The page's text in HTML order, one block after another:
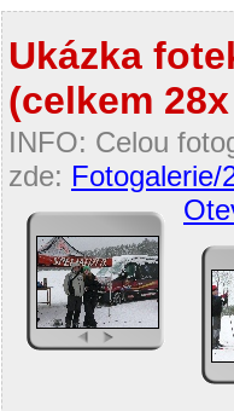
Ukázka
(celkem
INFO: Celou
zde: Fotogalerie/